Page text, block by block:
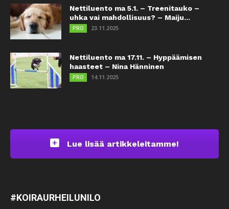
Nettiluento ma 5.1. – Treenitauko –
uhka vai mahdollisuus? – Maiju...
PRO 23.11.2025
Nettiluento ma 17.11. – Hyppäämisen
haasteet – Nina Hänninen
PRO 14.11.2025
Lue lisää artikkeleitamme!
#KOIRAURHEILUNILO